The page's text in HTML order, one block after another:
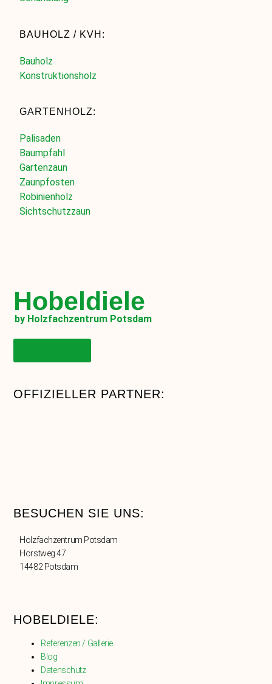
BAUHOLZ / KVH:
Bauholz
Konstruktionsholz
GARTENHOLZ:
Palisaden
Baumpfahl
Gartenzaun
Zaunpfosten
Robinienholz
Sichtschutzzaun
Hobeldiele
by Holzfachzentrum Potsdam
OFFIZIELLER PARTNER:
BESUCHEN SIE UNS:
Holzfachzentrum Potsdam
Horstweg 47
14482 Potsdam
HOBELDIELE:
Referenzen / Gallerie
Blog
Datenschutz